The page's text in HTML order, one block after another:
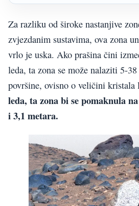
Za razliku od široke nastanjive
zvjezdanim sustavima, ova zona
vrlo je uska. Ako prašina čini
leda, ta zona se može nalaziti 5-
površine, ovisno o veličini kristala
leda, ta zona bi se pomaknula
i 3,1 metara.